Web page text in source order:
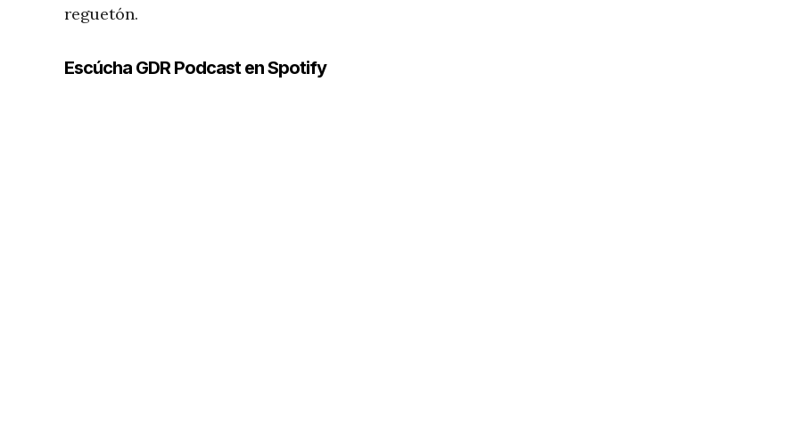
reguetón.
Escúcha GDR Podcast en Spotify